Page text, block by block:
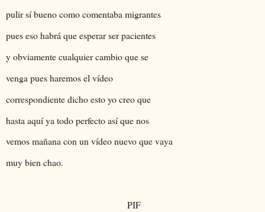
pulir sí bueno como comentaba migrantes
pues eso habrá que esperar ser pacientes
y obviamente cualquier cambio que se
venga pues haremos el vídeo
correspondiente dicho esto yo creo que
hasta aquí ya todo perfecto así que nos
vemos mañana con un vídeo nuevo que vaya
muy bien chao.
PIF